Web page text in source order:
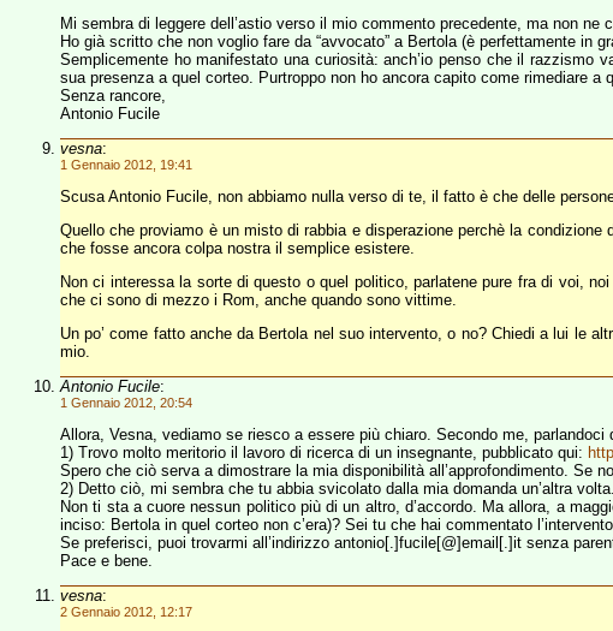
Mi sembra di leggere dell’astio verso il mio commento precedente, ma non ne
Ho già scritto che non voglio fare da “avvocato” a Bertola (è perfettamente in
Semplicemente ho manifestato una curiosità: anch’io penso che il razzismo
sua presenza a quel corteo. Purtroppo non ho ancora capito come rimediare
Senza rancore,
Antonio Fucile
vesna:
1 Gennaio 2012, 19:41
Scusa Antonio Fucile, non abbiamo nulla verso di te, il fatto è che delle
Quello che proviamo è un misto di rabbia e disperazione perchè la
che fosse ancora colpa nostra il semplice esistere.
Non ci interessa la sorte di questo o quel politico, parlatene pure fra di voi,
che ci sono di mezzo i Rom, anche quando sono vittime.
Un po’ come fatto anche da Bertola nel suo intervento, o no? Chiedi a lui le
mio.
Antonio Fucile:
1 Gennaio 2012, 20:54
Allora, Vesna, vediamo se riesco a essere più chiaro. Secondo me,
1) Trovo molto meritorio il lavoro di ricerca di un insegnante, pubblicato qui:
Spero che ciò serva a dimostrare la mia disponibilità all’approfondimento. Se
2) Detto ciò, mi sembra che tu abbia svicolato dalla mia domanda un’altra volta.
Non ti sta a cuore nessun politico più di un altro, d’accordo. Ma allora, a
inciso: Bertola in quel corteo non c’era)? Sei tu che hai commentato
Se preferisci, puoi trovarmi all’indirizzo antonio[.]fucile[@]email[.]it senza
Pace e bene.
vesna:
2 Gennaio 2012, 12:17